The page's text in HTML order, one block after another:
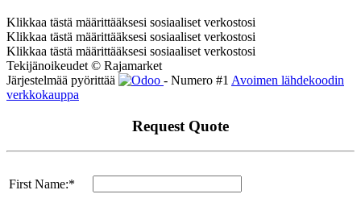
Klikkaa tästä määrittääksesi sosiaaliset verkostosi
Klikkaa tästä määrittääksesi sosiaaliset verkostosi
Klikkaa tästä määrittääksesi sosiaaliset verkostosi
Tekijänoikeudet © Rajamarket
Järjestelmää pyörittää
- Numero #1 Avoimen lähdekoodin
verkkokauppa
Request Quote
First Name:*